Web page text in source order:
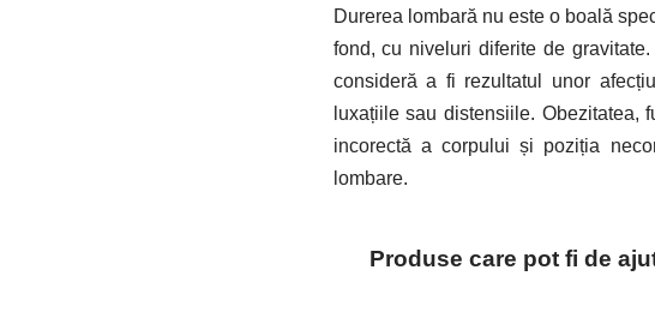
Durerea lombară nu este o boală
fond, cu niveluri diferite de
consideră a fi rezultatul unor
luxațiile sau distensiile. Obezitatea,
incorectă a corpului și poziția
lombare.
Produse care pot fi de